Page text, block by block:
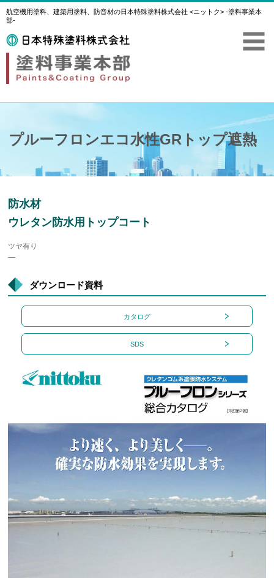
航空機用塗料、建築用塗料、防音材の日本特殊塗料株式会社 <ニットク> -塗料事業本
部-
プルーフロンエコ水性GRトップ遮熱
防水材
ウレタン防水用トップコート
ツヤ有り
―
ダウンロード資料
カタログ
SDS